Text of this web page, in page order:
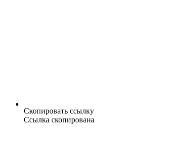
Скопировать ссылку
Ссылка скопирована